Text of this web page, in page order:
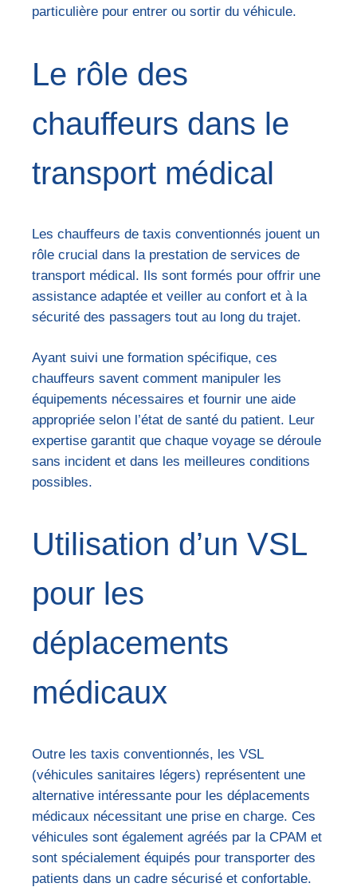
particulière pour entrer ou sortir du véhicule.
Le rôle des
chauffeurs dans le
transport médical
Les chauffeurs de taxis conventionnés jouent un
rôle crucial dans la prestation de services de
transport médical. Ils sont formés pour offrir une
assistance adaptée et veiller au confort et à la
sécurité des passagers tout au long du trajet.
Ayant suivi une formation spécifique, ces
chauffeurs savent comment manipuler les
équipements nécessaires et fournir une aide
appropriée selon l’état de santé du patient. Leur
expertise garantit que chaque voyage se déroule
sans incident et dans les meilleures conditions
possibles.
Utilisation d’un VSL
pour les
déplacements
médicaux
Outre les taxis conventionnés, les VSL
(véhicules sanitaires légers) représentent une
alternative intéressante pour les déplacements
médicaux nécessitant une prise en charge. Ces
véhicules sont également agréés par la CPAM et
sont spécialement équipés pour transporter des
patients dans un cadre sécurisé et confortable.